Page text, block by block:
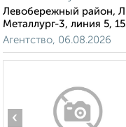
Левобережный район,
Металлург-3, линия 5,
Агентство, 06.08.2026
‹